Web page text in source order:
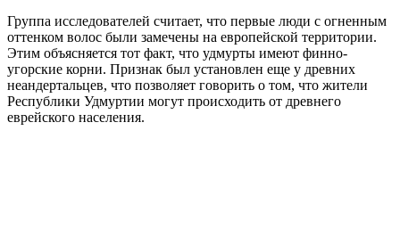
Группа исследователей считает, что первые люди с огненным
оттенком волос были замечены на европейской территории.
Этим объясняется тот факт, что удмурты имеют финно-
угорские корни. Признак был установлен еще у древних
неандертальцев, что позволяет говорить о том, что жители
Республики Удмуртии могут происходить от древнего
еврейского населения.